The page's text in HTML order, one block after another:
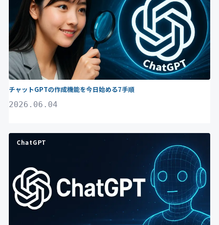
チャットGPTの作成機能を今日始める7手順
2026.06.04
ChatGPT